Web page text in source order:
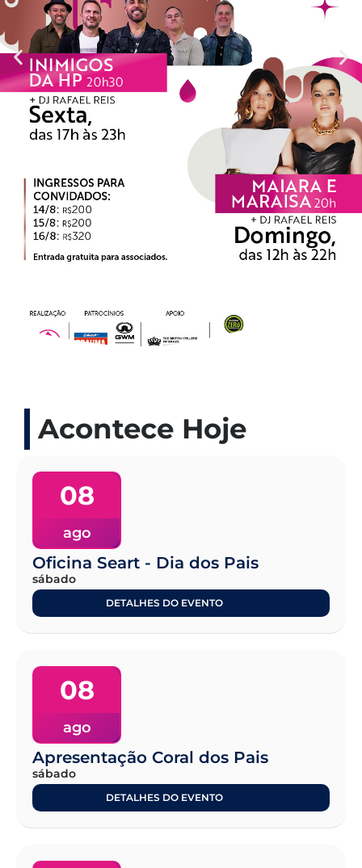
Acontece Hoje
08
ago
Oficina Seart - Dia dos Pais
sábado
DETALHES DO EVENTO
08
ago
Apresentação Coral dos Pais
sábado
DETALHES DO EVENTO